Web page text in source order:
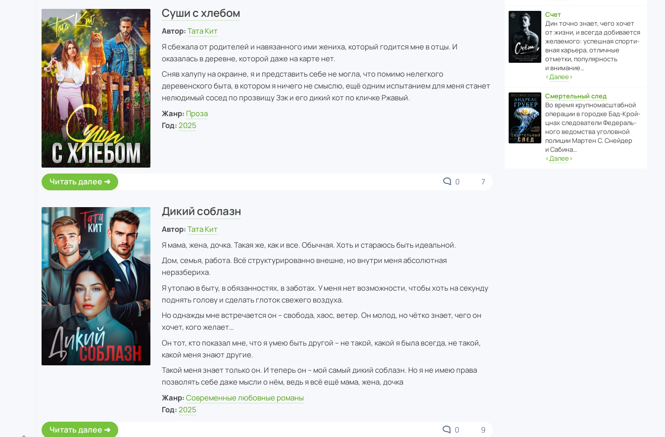
Суши с хлебом
Автор: Тата Кит
Я сбежала от родителей и навязанного ими жениха, который годится мне в отцы. И
оказалась в деревне, которой даже на карте нет.
Сняв халупу на окраине, я и представить себе не могла, что помимо нелегкого
деревенского быта, в котором я ничего не смыслю, ещё одним испытанием для меня станет
нелюдимый сосед по прозвищу Зэк и его дикий кот по кличке Ржавый.
Жанр: Проза
Год: 2025
Читать далее 0 7
Дикий соблазн
Автор: Тата Кит
Я мама, жена, дочка. Такая же, как и все. Обычная. Хоть и стараюсь быть идеальной.
Дом, семья, работа. Всё структурированно внешне, но внутри меня абсолютная
неразбериха.
Я утопаю в быту, в обязанностях, в заботах. У меня нет возможности, чтобы хоть на секунду
поднять голову и сделать глоток свежего воздуха.
Но однажды мне встречается он – свобода, хаос, ветер. Он молод, но чётко знает, чего он
хочет, кого желает…
Он тот, кто показал мне, что я умею быть другой – не такой, какой я была всегда, не такой,
какой меня знают другие.
Такой меня знает только он. И теперь он – мой самый дикий соблазн. Но я не имею права
позволять себе даже мысли о нём, ведь я всё ещё мама, жена, дочка
Жанр: Современные любовные романы
Год: 2025
Читать далее 0 9
Счет
Дин точно знает, чего хочет
от жизни, и всегда доби­ва­ется
жела­е­мого: успе­шная спор­ти­
вная карьера, отли­чные
отметки, попу­ля­р­ность
и внимание…
‹Далее›
Смертельный след
Во время круп­но­мас­ш­та­бной
операции в городке Бад‑Крой­
цнах следо­ва­тели Феде­раль­
ного ведомства уголо­вной
полиции Мартен С. Снейдер
и Сабина…
‹Далее›